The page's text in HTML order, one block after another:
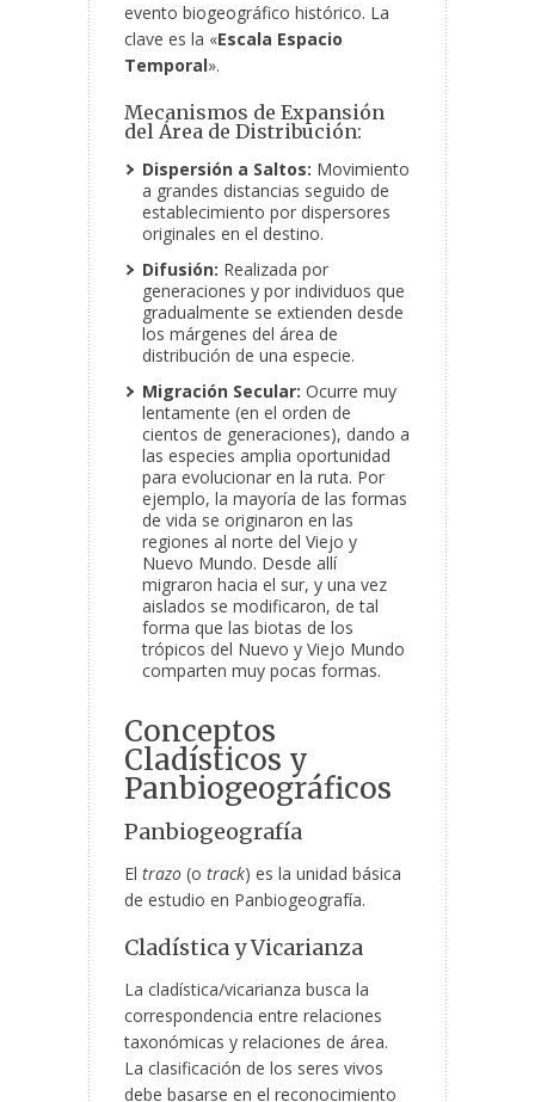
evento biogeográfico histórico. La
clave es la «Escala Espacio
Temporal».
Mecanismos de Expansión
del Área de Distribución:
Dispersión a Saltos: Movimiento
a grandes distancias seguido de
establecimiento por dispersores
originales en el destino.
Difusión: Realizada por
generaciones y por individuos que
gradualmente se extienden desde
los márgenes del área de
distribución de una especie.
Migración Secular: Ocurre muy
lentamente (en el orden de
cientos de generaciones), dando a
las especies amplia oportunidad
para evolucionar en la ruta. Por
ejemplo, la mayoría de las formas
de vida se originaron en las
regiones al norte del Viejo y
Nuevo Mundo. Desde allí
migraron hacia el sur, y una vez
aislados se modificaron, de tal
forma que las biotas de los
trópicos del Nuevo y Viejo Mundo
comparten muy pocas formas.
Conceptos
Cladísticos y
Panbiogeográficos
Panbiogeografía
El trazo (o track) es la unidad básica
de estudio en Panbiogeografía.
Cladística y Vicarianza
La cladística/vicarianza busca la
correspondencia entre relaciones
taxonómicas y relaciones de área.
La clasificación de los seres vivos
debe basarse en el reconocimiento